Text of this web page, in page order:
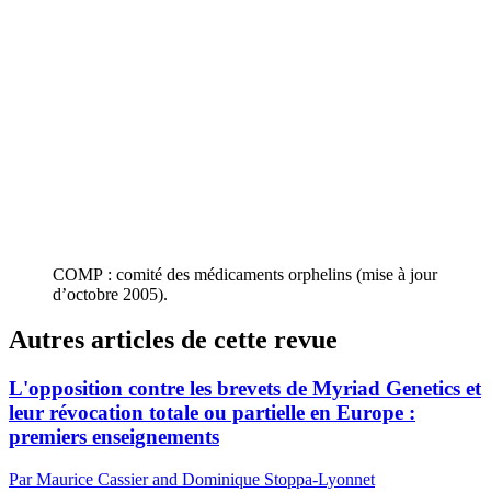
COMP : comité des médicaments orphelins (mise à jour
d’octobre 2005).
Autres articles de cette revue
L'opposition contre les brevets de Myriad Genetics et
leur révocation totale ou partielle en Europe :
premiers enseignements
Par Maurice Cassier and Dominique Stoppa-Lyonnet